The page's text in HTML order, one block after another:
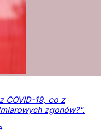
COVID-19, co z
zgonów?".